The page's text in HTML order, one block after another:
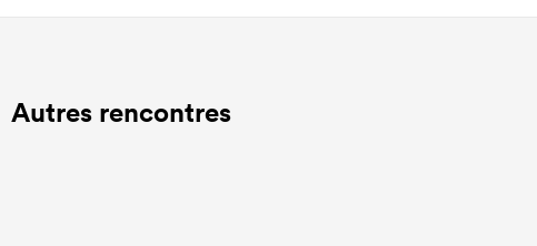
Autres rencontres